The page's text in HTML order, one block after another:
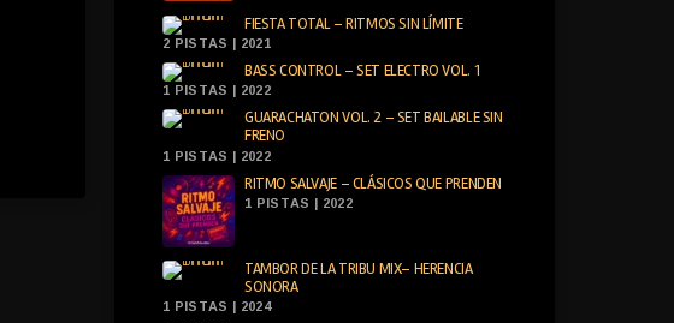
FIESTA TOTAL – RITMOS SIN LÍMITE
2 PISTAS | 2021
BASS CONTROL – SET ELECTRO VOL. 1
1 PISTAS | 2022
GUARACHATON VOL. 2 – SET BAILABLE SIN
FRENO
1 PISTAS | 2022
RITMO SALVAJE – CLÁSICOS QUE PRENDEN
1 PISTAS | 2022
TAMBOR DE LA TRIBU MIX– HERENCIA
SONORA
1 PISTAS | 2024